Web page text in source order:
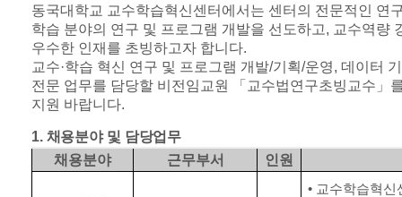
동국대학교 교수학습혁신센터에서는 센터의 전문적인 연
학습 분야의 연구 및 프로그램 개발을 선도하고, 교수역량
우수한 인재를 초빙하고자 합니다.
교수·학습 혁신 연구 및 프로그램 개발/기획/운영, 데이터
전문 업무를 담당할 비전임교원
「 교수법연구초빙교수 」
지원 바랍니다.
1. 채용분야 및 담당업무
채용분야
근무부서 인원
• 교수학습혁신